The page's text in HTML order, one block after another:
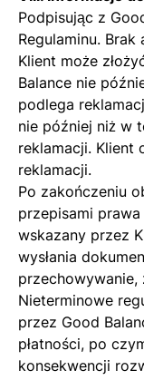
Podpisując z
Regulaminu.
Klient może
Balance nie
podlega
nie później niż w
reklamacji. Klient
reklamacji.
Po zakończeniu
przepisami
wskazany przez
wysłania
przechowywanie,
Nieterminowe
przez Good
płatności, po
konsekwencji